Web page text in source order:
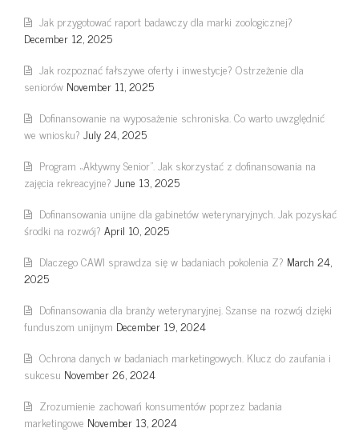
Jak przygotować raport badawczy dla marki zoologicznej?
December 12, 2025
Jak rozpoznać fałszywe oferty i inwestycje? Ostrzeżenie dla
seniorów November 11, 2025
Dofinansowanie na wyposażenie schroniska. Co warto uwzględnić
we wniosku? July 24, 2025
Program „Aktywny Senior”. Jak skorzystać z dofinansowania na
zajęcia rekreacyjne? June 13, 2025
Dofinansowania unijne dla gabinetów weterynaryjnych. Jak pozyskać
środki na rozwój? April 10, 2025
Dlaczego CAWI sprawdza się w badaniach pokolenia Z? March 24,
2025
Dofinansowania dla branży weterynaryjnej. Szanse na rozwój dzięki
funduszom unijnym December 19, 2024
Ochrona danych w badaniach marketingowych. Klucz do zaufania i
sukcesu November 26, 2024
Zrozumienie zachowań konsumentów poprzez badania
marketingowe November 13, 2024